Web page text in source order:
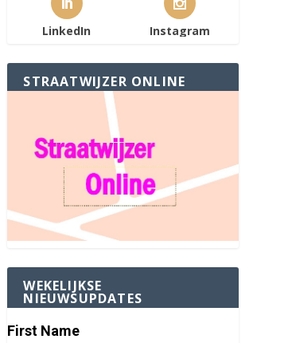
LinkedIn Instagram
STRAATWIJZER ONLINE
WEKELIJKSE
NIEUWSUPDATES
First Name